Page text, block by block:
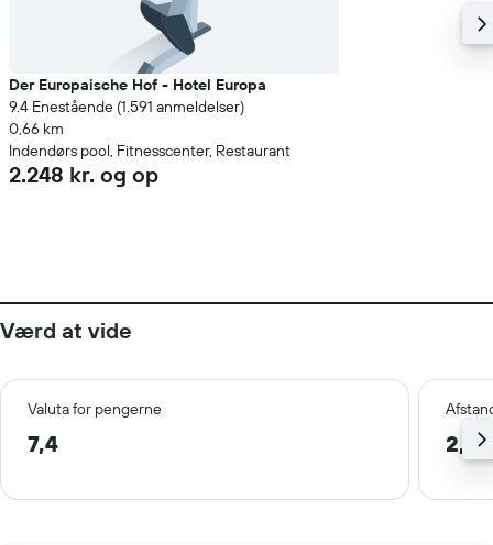
Der Europaische Hof - Hotel Europa
9.4 Enestående (1.591 anmeldelser)
0,66 km
Indendørs pool, Fitnesscenter, Restaurant
2.248 kr. og op
Værd at vide
Valuta for pengerne
7,4 2,2